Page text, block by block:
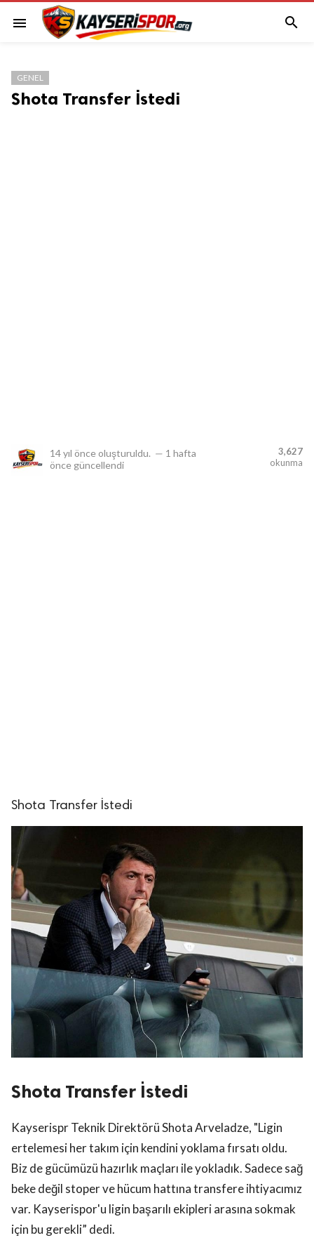
menu 
GENEL
Shota Transfer İstedi
14 yıl önce oluşturuldu. — 1 hafta
önce güncellendi
3,627
okunma
Shota Transfer İstedi
Shota Transfer İstedi
Kayserispr Teknik Direktörü Shota Arveladze, "Ligin
ertelemesi her takım için kendini yoklama fırsatı oldu.
Biz de gücümüzü hazırlık maçları ile yokladık. Sadece sağ
beke değil stoper ve hücum hattına transfere ihtiyacımız
var. Kayserispor'u ligin başarılı ekipleri arasına sokmak
için bu gerekli” dedi.